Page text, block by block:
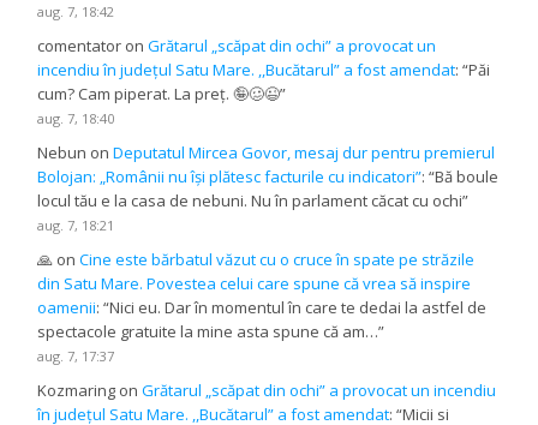
aug. 7, 18:42
comentator onGrătarul „scăpat din ochi” a provocat un
incendiu în județul Satu Mare. ,,Bucătarul” a fost amendat: “Păi
cum? Cam piperat. La preț. 🤪🥴😉”
aug. 7, 18:40
Nebun onDeputatul Mircea Govor, mesaj dur pentru premierul
Bolojan: „Românii nu își plătesc facturile cu indicatori”: “Bă boule
locul tău e la casa de nebuni. Nu în parlament căcat cu ochi”
aug. 7, 18:21
🙏 onCine este bărbatul văzut cu o cruce în spate pe străzile
din Satu Mare. Povestea celui care spune că vrea să inspire
oamenii: “Nici eu. Dar în momentul în care te dedai la astfel de
spectacole gratuite la mine asta spune că am…”
aug. 7, 17:37
Kozmaring onGrătarul „scăpat din ochi” a provocat un incendiu
în județul Satu Mare. ,,Bucătarul” a fost amendat: “Micii si